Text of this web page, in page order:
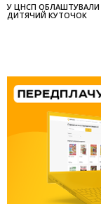
У ЦНСП ОБЛАШТУВАЛИ
ДИТЯЧИЙ КУТОЧОК